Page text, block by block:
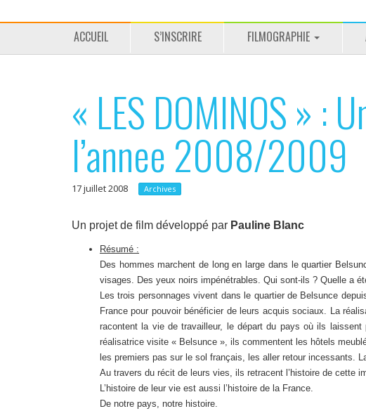
M
e
P
ACCUEIL S’INSCRIRE FILMOGRAPHIE
« LES DOMINOS » :
l’annee 2008/2009
17 juillet 2008 Archives
Un projet de film développé par Pauline Blanc
Résumé :
Des hommes marchent de long en large dans le quartier
visages. Des yeux noirs impénétrables. Qui sont-ils ? Quelle a
Les trois personnages vivent dans le quartier de Belsunce
France pour pouvoir bénéficier de leurs acquis sociaux. La
racontent la vie de travailleur, le départ du pays où ils
réalisatrice visite « Belsunce », ils commentent les hôtels
les premiers pas sur le sol français, les aller retour incessants.
Au travers du récit de leurs vies, ils retracent l’histoire de cette
L’histoire de leur vie est aussi l’histoire de la France.
De notre pays, notre histoire.